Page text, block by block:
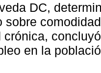
DC,
sobre
crónica,
en la